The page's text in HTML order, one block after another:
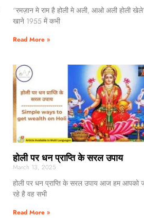
“रमज़ान मे राम है होली मे अली, आओ अली होली
खाने 1955 में कभी
Read More »
होली पर धन प्राप्ति के सरल उपाय
March 13, 2025
होली पर धन प्राप्ति के सरल उपाय आज हम आपको
रहे है वह सभी
Read More »